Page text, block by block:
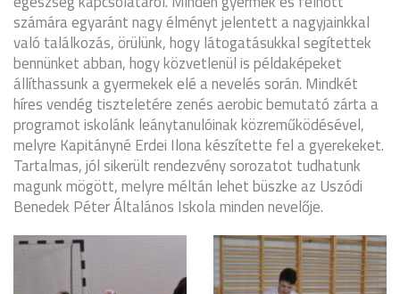
számára egyaránt nagy élményt jelentett a nagyjainkkal
való találkozás, örülünk, hogy látogatásukkal segítettek
bennünket abban, hogy közvetlenül is példaképeket
állíthassunk a gyermekek elé a nevelés során. Mindkét
híres vendég tiszteletére zenés aerobic bemutató zárta a
programot iskolánk leánytanulóinak közreműködésével,
melyre Kapitányné Erdei Ilona készítette fel a gyerekeket.
Tartalmas, jól sikerült rendezvény sorozatot tudhatunk
magunk mögött, melyre méltán lehet büszke az Uszódi
Benedek Péter Általános Iskola minden nevelője.